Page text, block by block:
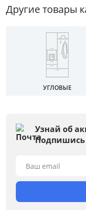
Мебель
Цвет
Белый
Серый
Другие товары
УГЛОВЫЕ
Узнай об
Подпишись
Ваш email